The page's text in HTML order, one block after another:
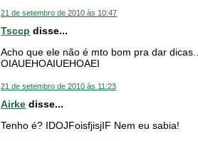
21 de setembro de 2010 às 10:47
Tsccp disse...
Acho que ele não é mto bom pra dar
OIAUEHOAIUEHOAEI
21 de setembro de 2010 às 11:23
Airke disse...
Tenho é? IDOJFoisfjisjIF Nem eu sabia!